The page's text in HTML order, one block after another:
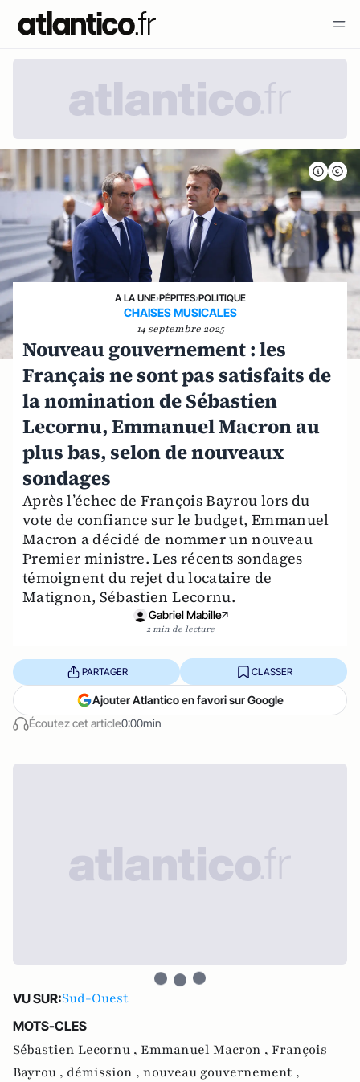
A LA UNE›PÉPITES›POLITIQUE
CHAISES MUSICALES
14 septembre 2025
Nouveau gouvernement : les
Français ne sont pas satisfaits de
la nomination de Sébastien
Lecornu, Emmanuel Macron au
plus bas, selon de nouveaux
sondages
Après l’échec de François Bayrou lors du
vote de confiance sur le budget, Emmanuel
Macron a décidé de nommer un nouveau
Premier ministre. Les récents sondages
témoignent du rejet du locataire de
Matignon, Sébastien Lecornu.
Gabriel Mabille
2 min de lecture
Écoutez cet article0:00min
PARTAGER CLASSER
Ajouter Atlantico en favori sur Google
VU SUR:Sud-Ouest
MOTS-CLES
Sébastien Lecornu , Emmanuel Macron , François
Bayrou , démission , nouveau gouvernement ,